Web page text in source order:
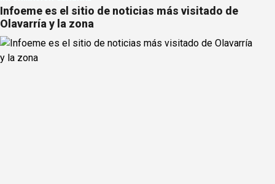
Infoeme es el sitio de noticias más visitado de
Olavarría y la zona